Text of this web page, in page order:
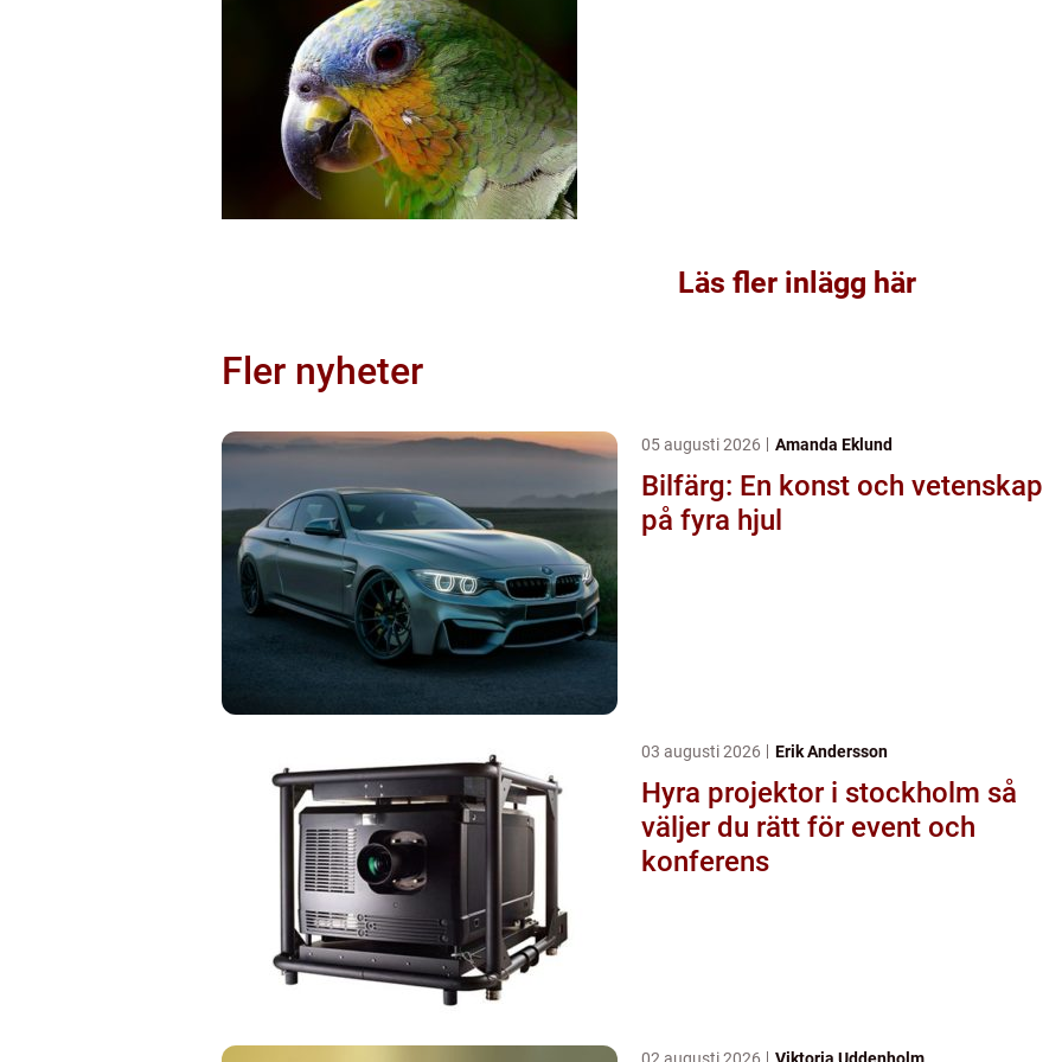
Läs fler inlägg här
Fler nyheter
05 augusti 2026 Amanda Eklund
Bilfärg: En konst och vetenskap
på fyra hjul
03 augusti 2026 Erik Andersson
Hyra projektor i stockholm så
väljer du rätt för event och
konferens